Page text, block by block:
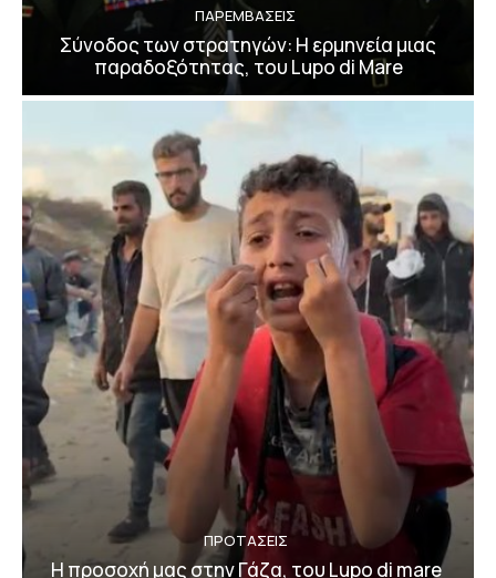
ΠΑΡΕΜΒΑΣΕΙΣ
Σύνοδος των στρατηγών: Η ερμηνεία μιας
παραδοξότητας, του Lupo di Mare
ΠΡΟΤΑΣΕΙΣ
Η προσοχή μας στην Γάζα, του Lupo di mare